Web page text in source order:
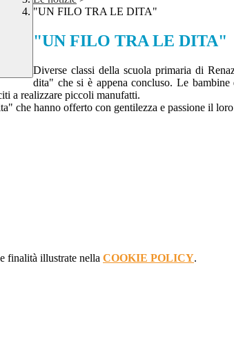
"UN FILO TRA LE DITA"
"UN FILO TRA LE DITA"
Diverse classi della scuola primaria di
dita" che si è appena concluso. Le
a realizzare piccoli manufatti.
che hanno offerto con gentilezza e passione il loro
finalità illustrate nella COOKIE POLICY.